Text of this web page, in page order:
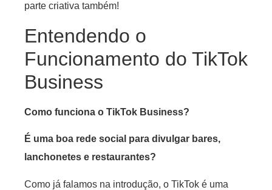
parte criativa também!
Entendendo o
Funcionamento do TikTok
Business
Como funciona o TikTok Business?
É uma boa rede social para divulgar bares,
lanchonetes e restaurantes?
Como já falamos na introdução, o TikTok é uma